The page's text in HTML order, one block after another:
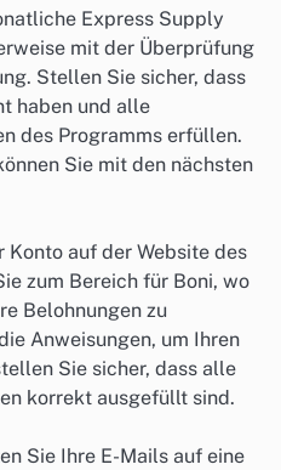
Express Supply
mit der Überprüfung
Stellen Sie sicher, dass
haben und alle
des Programms erfüllen.
Sie mit den nächsten
Konto auf der Website des
zum Bereich für Boni, wo
Belohnungen zu
Anweisungen, um Ihren
Sie sicher, dass alle
korrekt ausgefüllt sind.
Sie Ihre E-Mails auf eine